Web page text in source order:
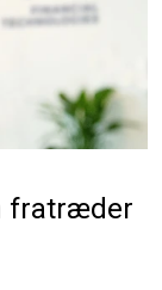
fratræder